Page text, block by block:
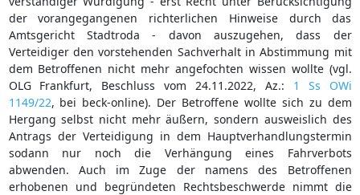
der vorangegangenen richterlichen Hinweise durch das
Amtsgericht Stadtroda - davon auszugehen, dass der
Verteidiger den vorstehenden Sachverhalt in Abstimmung mit
dem Betroffenen nicht mehr angefochten wissen wollte (vgl.
OLG Frankfurt, Beschluss vom 24.11.2022, Az.: 1 Ss OWi
1149/22, bei beck-online). Der Betroffene wollte sich zu dem
Hergang selbst nicht mehr äußern, sondern ausweislich des
Antrags der Verteidigung in dem Hauptverhandlungstermin
sodann nur noch die Verhängung eines Fahrverbots
abwenden. Auch im Zuge der namens des Betroffenen
erhobenen und begründeten Rechtsbeschwerde nimmt die